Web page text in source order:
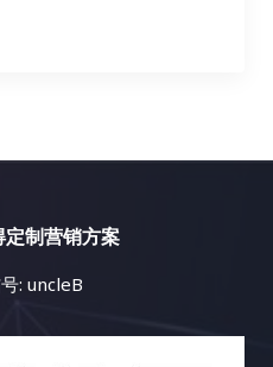
现，你可以及时调整你的
定期监控数据，并根据数
和用户行为都在不断变
能保持链接建设策略的
红书如何玩转链接建
流量，并以此为参考，
终获得链接。 3. 内容探
题、格式、推广策略等
引力的内容，从而吸引
内容，你可以了解目标受
求、搜索习惯和文化背
需要了解目标市场的相
烈也是一个不容忽视的问
竞争非常激烈，需要付出
入探讨内容多样化策略
续增长、用户参与度的显
卉，即使再娇艳欲滴，
的道理，如果一个网站
使文字再优美，设计再精
定制营销方案
: uncleB